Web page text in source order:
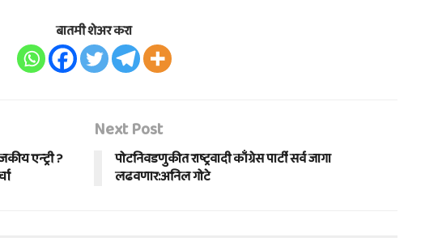
बातमी शेअर करा
एन्ट्री ?
Next Post
पोटनिवडणुकीत राष्ट्रवादी काँग्रेस पार्टी सर्व जागा
लढवणार:अनिल गोटे